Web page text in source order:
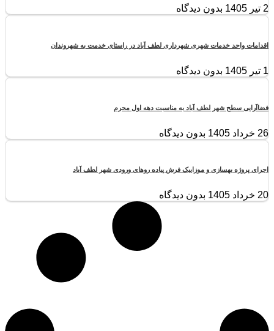
2 تیر 1405 بدون دیدگاه
اقدامات واحد خدمات شهری شهرداری لطف آباد در راستای خدمت به شهروندان
1 تیر 1405 بدون دیدگاه
فضاآرایی سطح شهر لطف آباد به مناسبت دهه اول محرم
26 خرداد 1405 بدون دیدگاه
اجرای پروژه بهسازی و موزاییک فرش پیاده روهای ورودی شهر لطف آباد
20 خرداد 1405 بدون دیدگاه